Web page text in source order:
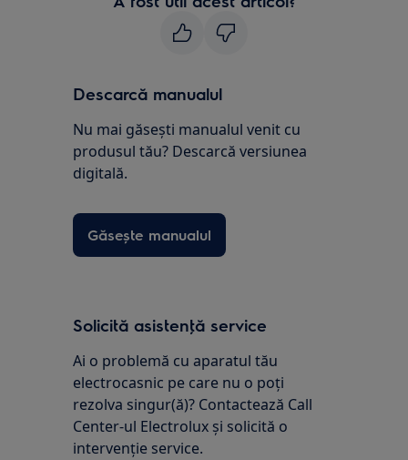
Descarcă manualul
Nu mai găsești manualul venit cu
produsul tău? Descarcă versiunea
digitală.
Găsește manualul
Solicită asistenţă service
Ai o problemă cu aparatul tău
electrocasnic pe care nu o poţi
rezolva singur(ă)? Contactează Call
Center-ul Electrolux și solicită o
intervenţie service.